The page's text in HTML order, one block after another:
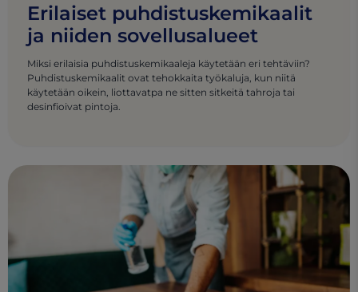
Erilaiset puhdistuskemikaalit
ja niiden sovellusalueet
Miksi erilaisia puhdistuskemikaaleja käytetään eri tehtäviin?
Puhdistuskemikaalit ovat tehokkaita työkaluja, kun niitä
käytetään oikein, liottavatpa ne sitten sitkeitä tahroja tai
desinfioivat pintoja.